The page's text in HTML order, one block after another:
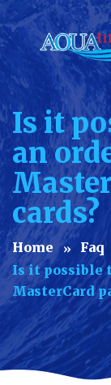
Is it
an
cards?
Home Faq
Is it possible
MasterCard